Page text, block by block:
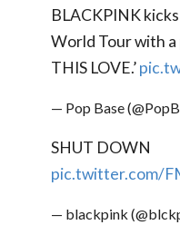
BLACKPINK
World Tour with
THIS LOVE.’
— Pop Base
SHUT DOWN
pic.twitter.com/
— blackpink